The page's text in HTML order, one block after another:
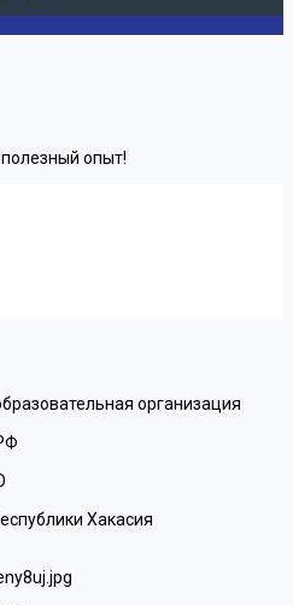
опыт!
организация
Хакасия